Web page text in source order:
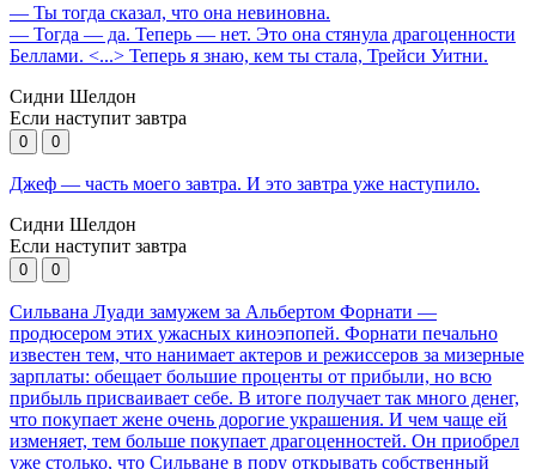
— Ты тогда сказал, что она невиновна.
— Тогда — да. Теперь — нет. Это она стянула драгоценности
Беллами. <...> Теперь я знаю, кем ты стала, Трейси Уитни.
Сидни Шелдон
Если наступит завтра
0 0
Джеф — часть моего завтра. И это завтра уже наступило.
Сидни Шелдон
Если наступит завтра
0 0
Сильвана Луади замужем за Альбертом Форнати —
продюсером этих ужасных киноэпопей. Форнати печально
известен тем, что нанимает актеров и режиссеров за мизерные
зарплаты: обещает большие проценты от прибыли, но всю
прибыль присваивает себе. В итоге получает так много денег,
что покупает жене очень дорогие украшения. И чем чаще ей
изменяет, тем больше покупает драгоценностей. Он приобрел
уже столько, что Сильване в пору открывать собственный